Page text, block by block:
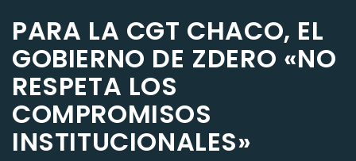
PARA LA CGT CHACO, EL
GOBIERNO DE ZDERO «NO
RESPETA LOS
COMPROMISOS
INSTITUCIONALES»